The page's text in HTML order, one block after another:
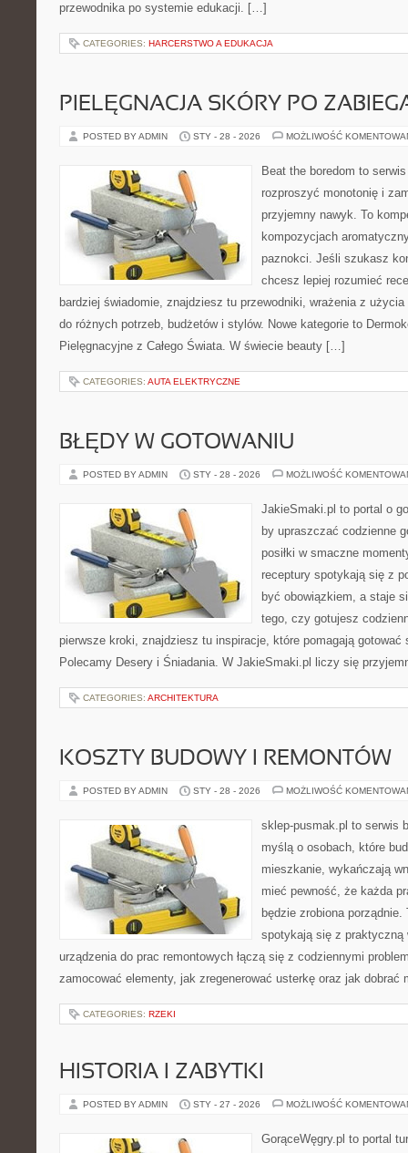
przewodnika po systemie edukacji. […]
CATEGORIES: HARCERSTWO A EDUKACJA
PIELĘGNACJA SKÓRY PO
POSTED BY ADMIN STY - 28 - 2026 MOŻLIWOŚĆ
Beat the boredom to
rozproszyć monotonię i
przyjemny nawyk. To
kompozycjach
paznokci. Jeśli szukasz
chcesz lepiej rozumieć
bardziej świadomie, znajdziesz tu przewodniki, wrażenia z
do różnych potrzeb, budżetów i stylów. Nowe kategorie to
Pielęgnacyjne z Całego Świata. W świecie beauty […]
CATEGORIES: AUTA ELEKTRYCZNE
BŁĘDY W GOTOWANIU
POSTED BY ADMIN STY - 28 - 2026 MOŻLIWOŚĆ
JakieSmaki.pl to portal o
by upraszczać codzienne
posiłki w smaczne
receptury spotykają się z
być obowiązkiem, a staje
tego, czy gotujesz
pierwsze kroki, znajdziesz tu inspiracje, które pomagają
Polecamy Desery i Śniadania. W JakieSmaki.pl liczy się
CATEGORIES: ARCHITEKTURA
KOSZTY BUDOWY I REMONTÓW
POSTED BY ADMIN STY - 28 - 2026 MOŻLIWOŚĆ
sklep-pusmak.pl to serwis
myślą o osobach, które
mieszkanie, wykańczają
mieć pewność, że każda
będzie zrobiona
spotykają się z
urządzenia do prac remontowych łączą się z codziennymi
zamocować elementy, jak zregenerować usterkę oraz jak dobrać
CATEGORIES: RZEKI
HISTORIA I ZABYTKI
POSTED BY ADMIN STY - 27 - 2026 MOŻLIWOŚĆ
GorąceWęgry.pl to portal